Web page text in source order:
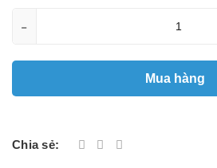
-
Mua hàng
Chia sẻ: